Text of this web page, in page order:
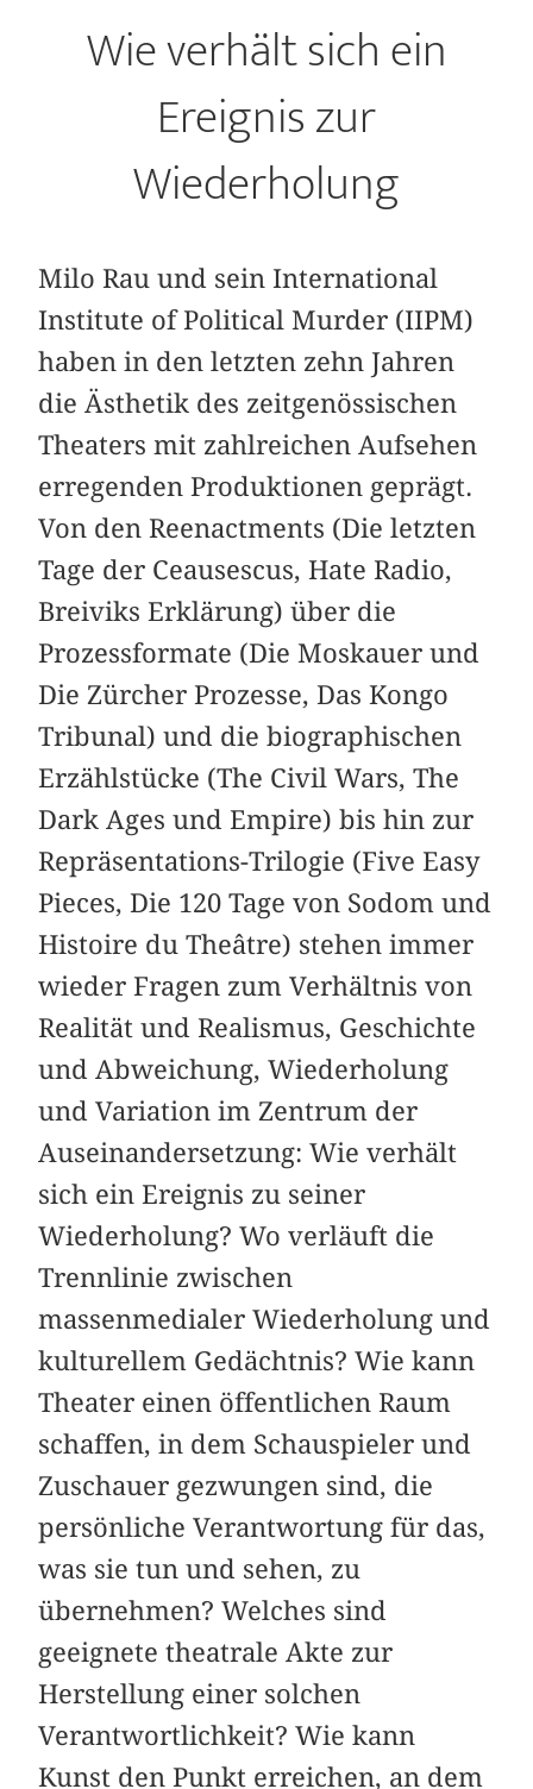
Wie verhält sich ein
Ereignis zur
Wiederholung
Milo Rau und sein International
Institute of Political Murder (IIPM)
haben in den letzten zehn Jahren
die Ästhetik des zeitgenössischen
Theaters mit zahlreichen Aufsehen
erregenden Produktionen geprägt.
Von den Reenactments (Die letzten
Tage der Ceausescus, Hate Radio,
Breiviks Erklärung) über die
Prozessformate (Die Moskauer und
Die Zürcher Prozesse, Das Kongo
Tribunal) und die biographischen
Erzählstücke (The Civil Wars, The
Dark Ages und Empire) bis hin zur
Repräsentations-Trilogie (Five Easy
Pieces, Die 120 Tage von Sodom und
Histoire du Theâtre) stehen immer
wieder Fragen zum Verhältnis von
Realität und Realismus, Geschichte
und Abweichung, Wiederholung
und Variation im Zentrum der
Auseinandersetzung: Wie verhält
sich ein Ereignis zu seiner
Wiederholung? Wo verläuft die
Trennlinie zwischen
massenmedialer Wiederholung und
kulturellem Gedächtnis? Wie kann
Theater einen öffentlichen Raum
schaffen, in dem Schauspieler und
Zuschauer gezwungen sind, die
persönliche Verantwortung für das,
was sie tun und sehen, zu
übernehmen? Welches sind
geeignete theatrale Akte zur
Herstellung einer solchen
Verantwortlichkeit? Wie kann
Kunst den Punkt erreichen, an dem